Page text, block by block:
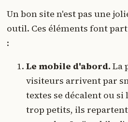
Un bon site n'est pas une
outil. Ces éléments font
:
Le mobile d'abord. La
visiteurs arrivent par
textes se décalent ou
trop petits, ils